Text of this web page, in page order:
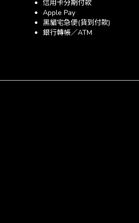
信用卡分期付款
Apple Pay
黑貓宅急便(貨到付款)
銀行轉帳／ATM